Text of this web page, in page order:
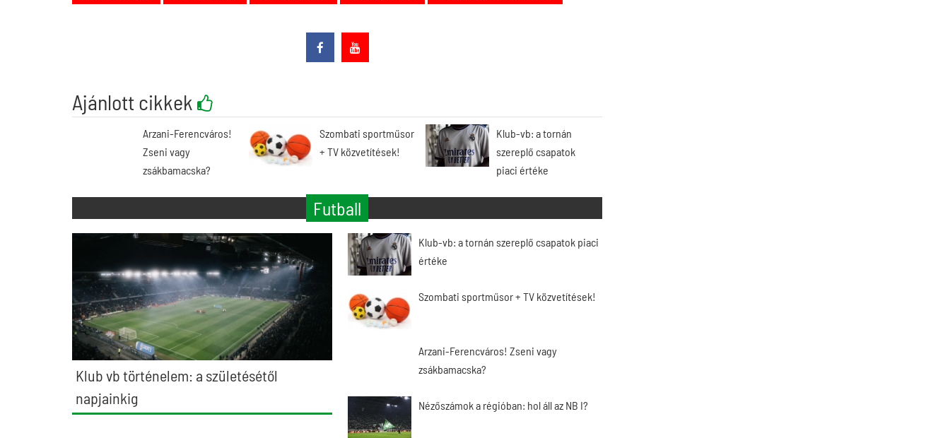
Ajánlott cikkek
Arzani-Ferencváros!
Zseni vagy
zsákbamacska?
Szombati sportműsor
+ TV közvetítések!
Klub-vb: a tornán
szereplő csapatok
piaci értéke
Futball
Klub vb történelem: a születésétől
napjainkig
Klub-vb: a tornán szereplő csapatok piaci
értéke
Szombati sportműsor + TV közvetítések!
Arzani-Ferencváros! Zseni vagy
zsákbamacska?
Nézőszámok a régióban: hol áll az NB I?